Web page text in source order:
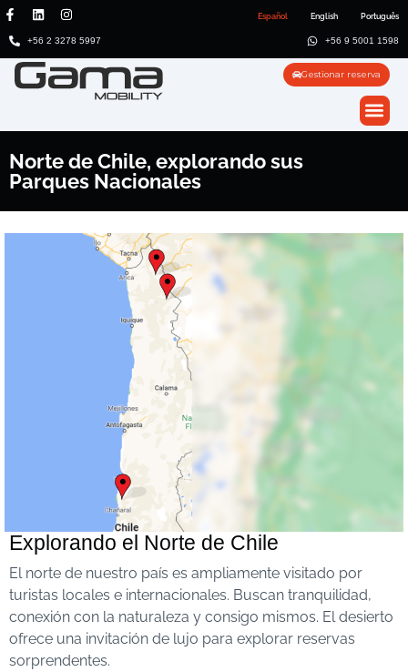
Español English Português
+56 2 3278 5997 +56 9 5001 1598
Gestionar reserva
Norte de Chile, explorando sus
Parques Nacionales
Explorando el Norte de Chile
El norte de nuestro país es ampliamente visitado por
turistas locales e internacionales. Buscan tranquilidad,
conexión con la naturaleza y consigo mismos. El desierto
ofrece una invitación de lujo para explorar reservas
sorprendentes.